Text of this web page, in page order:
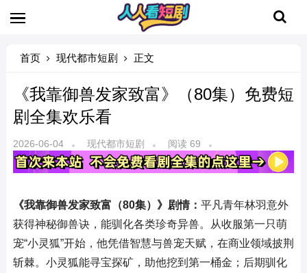
首页 现代都市短剧 正文
《我靠御兽发家致富》（80集）免费短
剧全集欢乐看
2026-06-04 现代都市短剧 阅读 69
《我靠御兽发家致富（80集）》剧情： 平凡青年林羽意外
获得神秘御兽诀，能驯化各类珍奇异兽。从收服第一只萌
宠“小灵狐”开始，他凭借智慧与兽宠天赋，在商业领域披荆
斩棘。小灵狐能寻宝探矿，助他挖到第一桶金；后期驯化